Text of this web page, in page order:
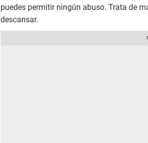
puedes permitir ningún abuso. Trata de
descansar.